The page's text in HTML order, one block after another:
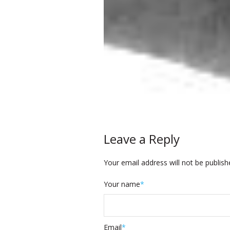
Leave a Reply
Your email address will not be
Your name*
Email*